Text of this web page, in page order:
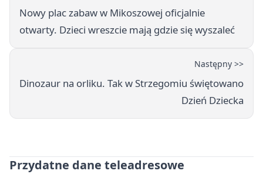
Nowy plac zabaw w Mikoszowej oficjalnie
otwarty. Dzieci wreszcie mają gdzie się wyszaleć
Następny >>
Dinozaur na orliku. Tak w Strzegomiu świętowano
Dzień Dziecka
Przydatne dane teleadresowe